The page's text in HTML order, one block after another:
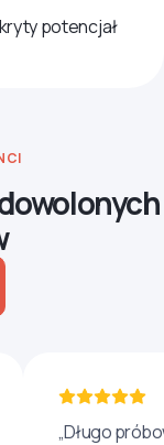
potencjał
„Długo